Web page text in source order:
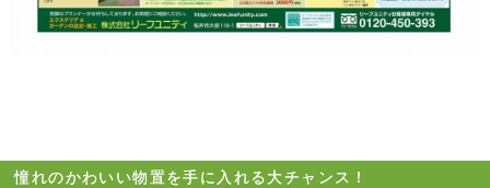
憧れのかわいい物置を手に入れる大チャンス！